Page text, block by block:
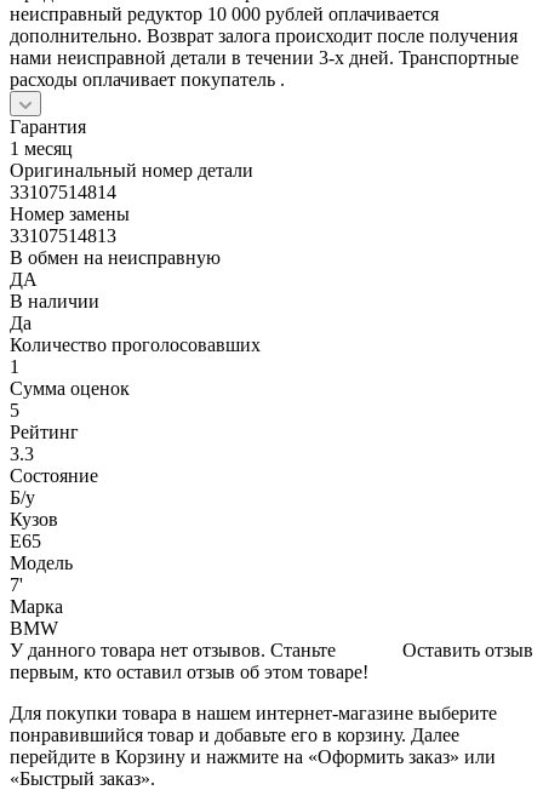
неисправный редуктор 10 000 рублей оплачивается
дополнительно. Возврат залога происходит после получения
нами неисправной детали в течении 3-х дней. Транспортные
расходы оплачивает покупатель .
Гарантия
1 месяц
Оригинальный номер детали
33107514814
Номер замены
33107514813
В обмен на неисправную
ДА
В наличии
Да
Количество проголосовавших
1
Сумма оценок
5
Рейтинг
3.3
Состояние
Б/y
Кузов
E65
Модель
7'
Марка
BMW
Оставить отзыв
У данного товара нет отзывов. Станьте
первым, кто оставил отзыв об этом товаре!
Для покупки товара в нашем интернет-магазине выберите
понравившийся товар и добавьте его в корзину. Далее
перейдите в Корзину и нажмите на «Оформить заказ» или
«Быстрый заказ».